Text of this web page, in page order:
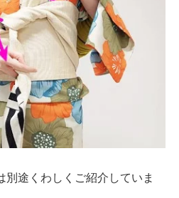
別途くわしくご紹介していま